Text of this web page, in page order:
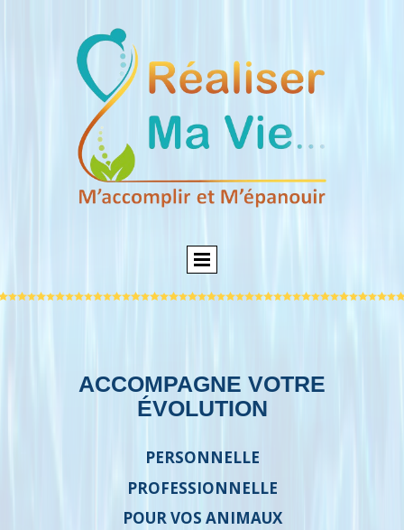
ACCOMPAGNE VOTRE
ÉVOLUTION
PERSONNELLE
PROFESSIONNELLE
POUR VOS ANIMAUX